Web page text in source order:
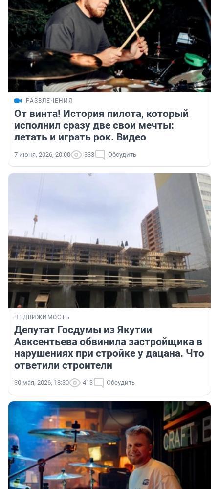
РАЗВЛЕЧЕНИЯ
От винта! История пилота, который
исполнил сразу две свои мечты:
летать и играть рок. Видео
7 июня, 2026, 20:00 333 Обсудить
НЕДВИЖИМОСТЬ
Депутат Госдумы из Якутии
Авксентьева обвинила застройщика в
нарушениях при стройке у дацана. Что
ответили строители
30 мая, 2026, 18:30 413 Обсудить